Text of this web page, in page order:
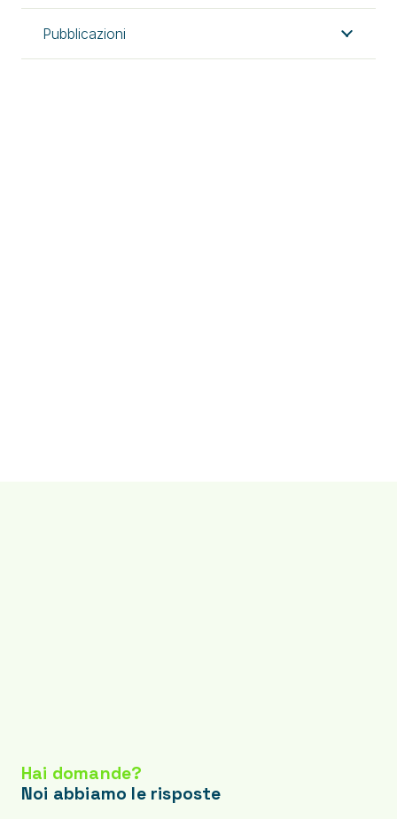
Pubblicazioni
Hai domande?
Noi abbiamo le risposte